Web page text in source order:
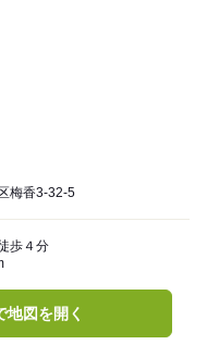
梅香3-32-5
歩４分
地図を開く